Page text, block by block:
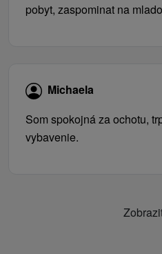
pobyt, zaspominat na
Michaela
Som spokojná za ochotu,
vybavenie.